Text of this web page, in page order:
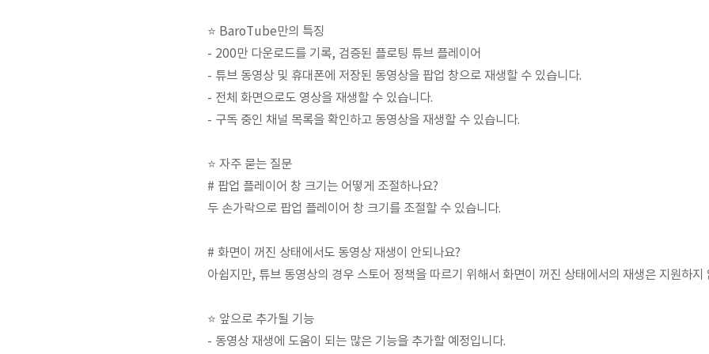
⭐️ BaroTube만의 특징
- 200만 다운로드를 기록, 검증된 플로팅 튜브 플레이어
- 튜브 동영상 및 휴대폰에 저장된 동영상을 팝업 창으로 재생할 수 있습니다.
- 전체 화면으로도 영상을 재생할 수 있습니다.
- 구독 중인 채널 목록을 확인하고 동영상을 재생할 수 있습니다.
⭐️ 자주 묻는 질문
# 팝업 플레이어 창 크기는 어떻게 조절하나요?
두 손가락으로 팝업 플레이어 창 크기를 조절할 수 있습니다.
# 화면이 꺼진 상태에서도 동영상 재생이 안되나요?
아쉽지만, 튜브 동영상의 경우 스토어 정책을 따르기 위해서 화면이 꺼진 상태에서의 재생은 지원하지
⭐️ 앞으로 추가될 기능
- 동영상 재생에 도움이 되는 많은 기능을 추가할 예정입니다.